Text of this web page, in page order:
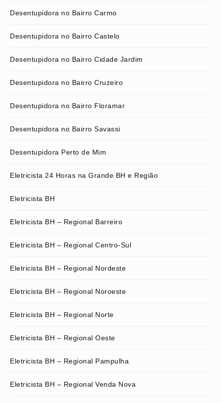
Desentupidora no Bairro Carmo
Desentupidora no Bairro Castelo
Desentupidora no Bairro Cidade Jardim
Desentupidora no Bairro Cruzeiro
Desentupidora no Bairro Floramar
Desentupidora no Bairro Savassi
Desentupidora Perto de Mim
Eletricista 24 Horas na Grande BH e Região
Eletricista BH
Eletricista BH – Regional Barreiro
Eletricista BH – Regional Centro-Sul
Eletricista BH – Regional Nordeste
Eletricista BH – Regional Noroeste
Eletricista BH – Regional Norte
Eletricista BH – Regional Oeste
Eletricista BH – Regional Pampulha
Eletricista BH – Regional Venda Nova